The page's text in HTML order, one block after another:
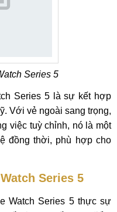
Series 5
Series 5 là sự kết hợp
Với vẻ ngoài sang trọng,
việc tuỳ chỉnh, nó là một
đồng thời, phù hợp cho
Series 5
Watch Series 5 thực sự